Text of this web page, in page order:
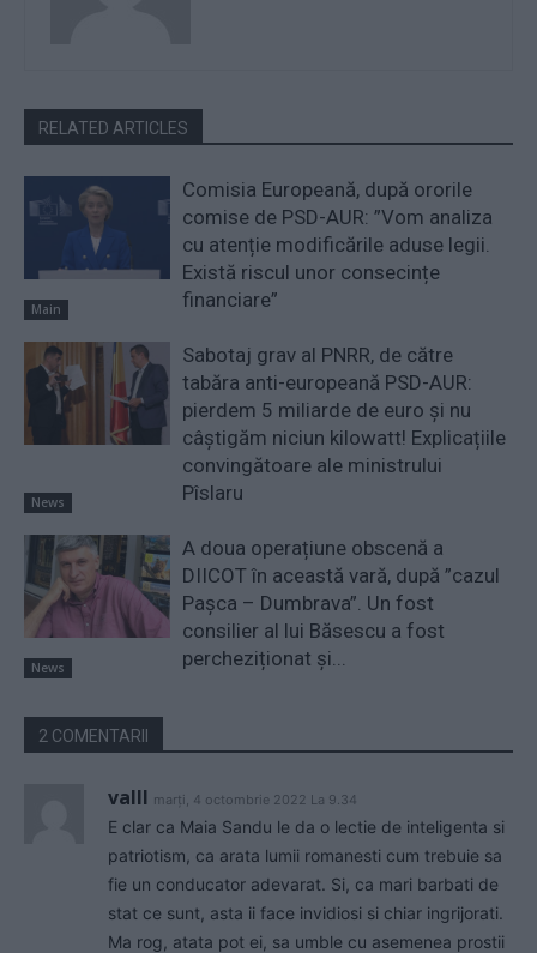
RELATED ARTICLES
Main
Comisia Europeană, după ororile
comise de PSD-AUR: ”Vom analiza
cu atenție modificările aduse legii.
Există riscul unor consecințe
financiare”
News
Sabotaj grav al PNRR, de către
tabăra anti-europeană PSD-AUR:
pierdem 5 miliarde de euro și nu
câștigăm niciun kilowatt! Explicațiile
convingătoare ale ministrului
Pîslaru
News
A doua operațiune obscenă a
DIICOT în această vară, după ”cazul
Pașca – Dumbrava”. Un fost
consilier al lui Băsescu a fost
percheziționat și...
2 COMENTARII
valll marți, 4 octombrie 2022 La 9.34
E clar ca Maia Sandu le da o lectie de inteligenta si
patriotism, ca arata lumii romanesti cum trebuie sa
fie un conducator adevarat. Si, ca mari barbati de
stat ce sunt, asta ii face invidiosi si chiar ingrijorati.
Ma rog, atata pot ei, sa umble cu asemenea prostii